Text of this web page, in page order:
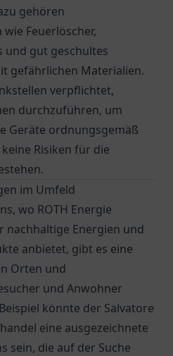
gehören
Feuerlöscher,
und gut geschultes
gefährlichen Materialien.
verpflichtet,
durchzuführen, um
Geräte ordnungsgemäß
Risiken für die
im Umfeld
wo ROTH Energie
nachhaltige Energien und
anbietet, gibt es eine
Orten und
und Anwohner
könnte der Salvatore
eine ausgezeichnete
sein, die auf der Suche